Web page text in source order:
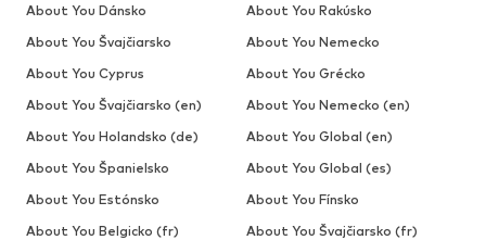
About You Dánsko
About You Rakúsko
About You Švajčiarsko
About You Nemecko
About You Cyprus
About You Grécko
About You Švajčiarsko (en)
About You Nemecko (en)
About You Holandsko (de)
About You Global (en)
About You Španielsko
About You Global (es)
About You Estónsko
About You Fínsko
About You Belgicko (fr)
About You Švajčiarsko (fr)